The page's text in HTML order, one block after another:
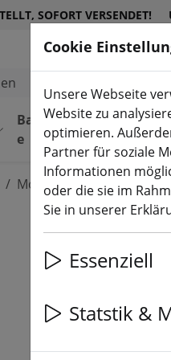
SOFORT VERSENDET!
Bauteil
e
Equipmen
t
Motoren
Cookie
Unsere Webseite
Website zu
optimieren.
Partner für soziale
Informationen
oder die sie im
Sie in unserer
Essenziell
Statstik &